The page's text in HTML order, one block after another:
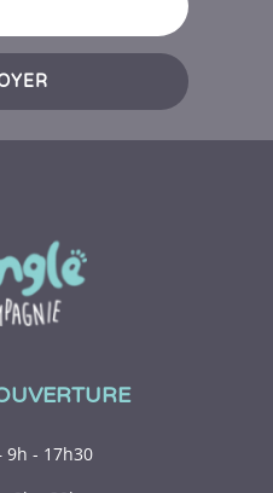
- 17h30